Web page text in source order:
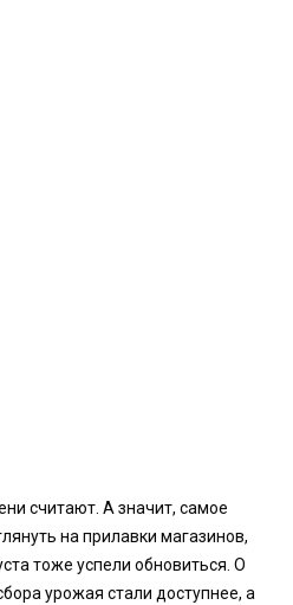
считают. А значит, самое
на прилавки магазинов,
тоже успели обновиться. О
урожая стали доступнее, а